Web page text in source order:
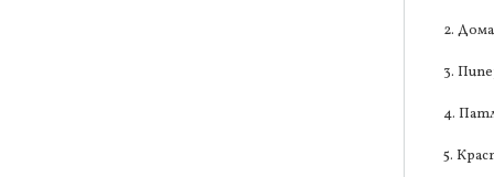
2.
3.
4.
5.